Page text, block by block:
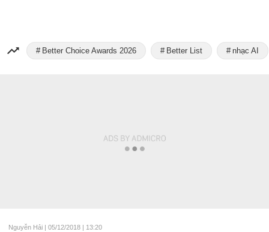
Better Choice Awards 2026 Better List nhạc AI
Nguyễn Hải | 05/12/2018 | 13:20